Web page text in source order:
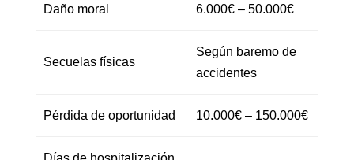
Daño moral 6.000€ – 50.000€
Secuelas físicas
Según baremo de
accidentes
Pérdida de oportunidad 10.000€ – 150.000€